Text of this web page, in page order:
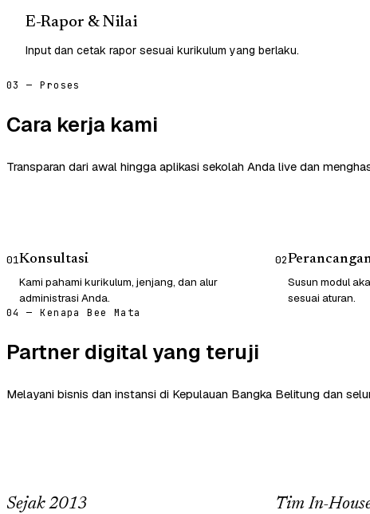
E-Rapor & Nilai
Input dan cetak rapor sesuai kurikulum yang berlaku.
03 — Proses
Cara kerja kami
Transparan dari awal hingga aplikasi sekolah Anda live dan
01Konsultasi
Kami pahami kurikulum, jenjang, dan alur
administrasi Anda.
02
Susun modul
sesuai aturan.
04 — Kenapa Bee Mata
Partner digital yang teruji
Melayani bisnis dan instansi di Kepulauan Bangka Belitung dan
Sejak 2013 Tim In-